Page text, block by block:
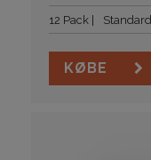
12 Pack Standard
KØBE